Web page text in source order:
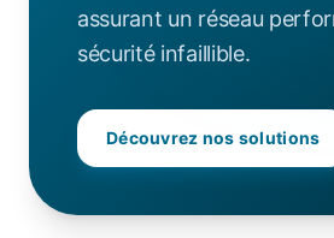
assurant un réseau
sécurité infaillible.
Découvrez nos solutions